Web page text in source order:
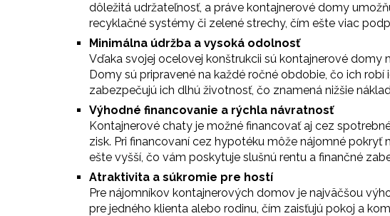
dôležitá udržateľnosť, a práve kontajnerové domy
recyklačné systémy či zelené strechy, čím ešte viac
Minimálna údržba a vysoká odolnosť
Vďaka svojej ocelovej konštrukcii sú kontajnerové
Domy sú pripravené na každé ročné obdobie, čo ich
zabezpečujú ich dlhú životnosť, čo znamená nižšie
Výhodné financovanie a rýchla návratnosť
Kontajnerové chaty je možné financovať aj cez
zisk. Pri financovaní cez hypotéku môže nájomné
ešte vyšší, čo vám poskytuje slušnú rentu a finančné
Atraktivita a súkromie pre hostí
Pre nájomníkov kontajnerových domov je najväčšou
pre jedného klienta alebo rodinu, čím zaisťujú pokoj a